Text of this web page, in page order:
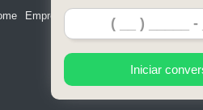
Empresa Serviços
Iniciar